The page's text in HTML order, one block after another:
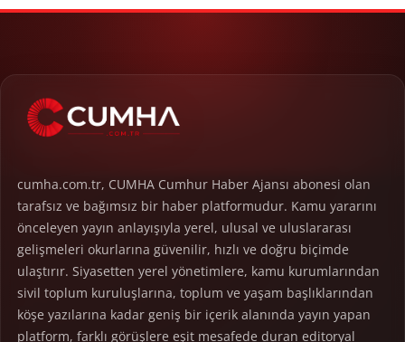
cumha.com.tr, CUMHA Cumhur Haber Ajansı abonesi olan
tarafsız ve bağımsız bir haber platformudur. Kamu yararını
önceleyen yayın anlayışıyla yerel, ulusal ve uluslararası
gelişmeleri okurlarına güvenilir, hızlı ve doğru biçimde
ulaştırır. Siyasetten yerel yönetimlere, kamu kurumlarından
sivil toplum kuruluşlarına, toplum ve yaşam başlıklarından
köşe yazılarına kadar geniş bir içerik alanında yayın yapan
platform, farklı görüşlere eşit mesafede duran editoryal